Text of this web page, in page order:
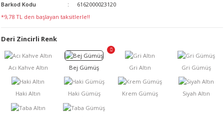
KENDİR İPİ
Barkod Kodu
6162000023120
*9,78 TL den başlayan taksitlerle!!
Deri Zincirli Renk